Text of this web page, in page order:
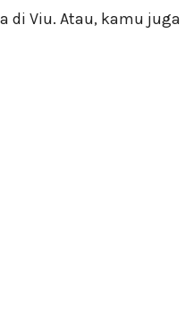
di Viu. Atau, kamu juga